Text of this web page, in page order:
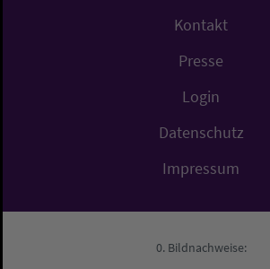
Kontakt
Presse
Login
Datenschutz
Impressum
Bildnachweise: